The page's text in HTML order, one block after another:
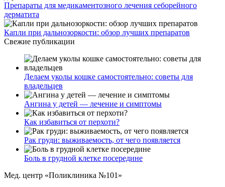
Препараты для медикаментозного лечения себорейного
дерматита
Капли при дальнозоркости: обзор лучших препаратов
Свежие публикации
Делаем уколы кошке самостоятельно: советы для
владельцев
Ангина у детей — лечение и симптомы
Как избавиться от перхоти?
Рак груди: выживаемость, от чего появляется
Боль в грудной клетке посередине
Мед. центр «Поликлиника №101»